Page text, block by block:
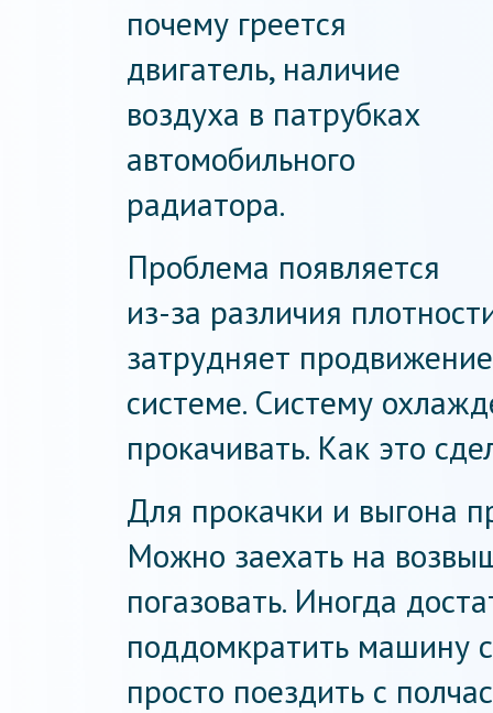
почему греется
двигатель, наличие
воздуха в патрубках
автомобильного
радиатора.
Проблема появляется
из-за различия
затрудняет
системе. Систему
прокачивать. Как это
Для прокачки и выгона
Можно заехать на
погазовать. Иногда
поддомкратить машину
просто поездить с